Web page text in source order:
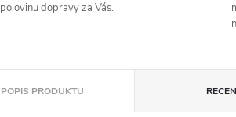
polovinu dopravy za Vás.
POPIS PRODUKTU